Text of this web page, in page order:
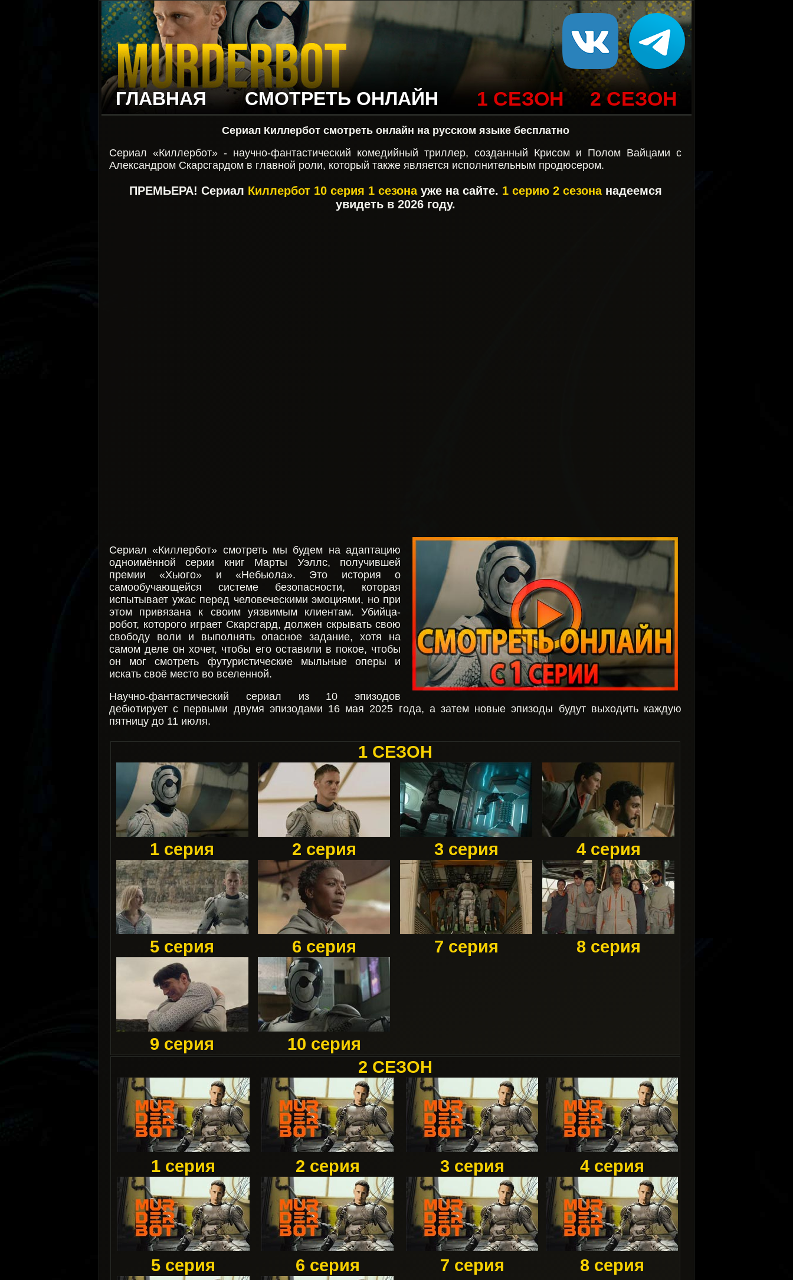
ГЛАВНАЯ СМОТРЕТЬ ОНЛАЙН 1 СЕЗОН 2 СЕЗОН
Сериал Киллербот смотреть онлайн на русском языке бесплатно
Сериал «Киллербот» - научно-фантастический комедийный триллер, созданный Крисом и Полом Вайцами с
Александром Скарсгардом в главной роли, который также является исполнительным продюсером.
ПРЕМЬЕРА! Сериал Киллербот 10 серия 1 сезонауже на сайте. 1 серию 2 сезонанадеемся
увидеть в 2026 году.
Сериал «Киллербот» смотреть мы будем на адаптацию
одноимённой серии книг Марты Уэллс, получившей
премии «Хьюго» и «Небьюла». Это история о
самообучающейся системе безопасности, которая
испытывает ужас перед человеческими эмоциями, но при
этом привязана к своим уязвимым клиентам. Убийца-
робот, которого играет Скарсгард, должен скрывать свою
свободу воли и выполнять опасное задание, хотя на
самом деле он хочет, чтобы его оставили в покое, чтобы
он мог смотреть футуристические мыльные оперы и
искать своё место во вселенной.
Научно-фантастический сериал из 10 эпизодов
дебютирует с первыми двумя эпизодами 16 мая 2025 года, а затем новые эпизоды будут выходить каждую
пятницу до 11 июля.
1 СЕЗОН
1 серия 2 серия 3 серия 4 серия
5 серия 6 серия 7 серия 8 серия
9 серия
10 серия
2 СЕЗОН
1 серия 2 серия 3 серия 4 серия
5 серия 6 серия 7 серия 8 серия